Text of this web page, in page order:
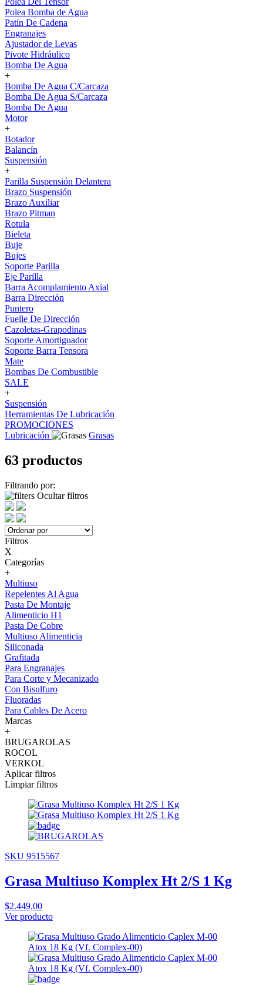
Polea Bomba de Agua
Patín De Cadena
Engranajes
Ajustador de Levas
Pivote Hidráulico
Bomba De Agua
+
Bomba De Agua C/Carcaza
Bomba De Agua S/Carcaza
Bomba De Agua
Motor
+
Botador
Balancín
Suspensión
+
Parilla Suspensión Delantera
Brazo Suspensión
Brazo Auxiliar
Brazo Pitman
Rotula
Bieleta
Buje
Bujes
Soporte Parilla
Eje Parilla
Barra Acomplamiento Axial
Barra Dirección
Puntero
Fuelle De Dirección
Cazoletas-Grapodinas
Soporte Amortiguador
Soporte Barra Tensora
Mate
Bombas De Combustible
SALE
+
Suspensión
Herramientas De Lubricación
PROMOCIONES
Lubricación
Grasas
63 productos
Filtrando por:
Ocultar filtros
Filtros
X
Categorías
+
Multiuso
Repelentes Al Agua
Pasta De Montaje
Alimenticio H1
Pasta De Cobre
Multiuso Alimenticia
Siliconada
Grafitada
Para Engranajes
Para Corte y Mecanizado
Con Bisulfuro
Fluoradas
Para Cables De Acero
Marcas
+
BRUGAROLAS
ROCOL
VERKOL
Aplicar filtros
Limpiar filtros
SKU 9515567
Grasa Multiuso Komplex Ht 2/S 1 Kg
$2.449,00
Ver producto